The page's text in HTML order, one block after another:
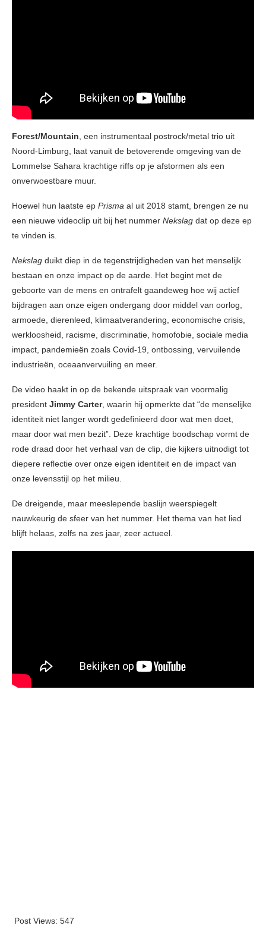
Forest/Mountain, een instrumentaal postrock/metal trio uit
Noord-Limburg, laat vanuit de betoverende omgeving van de
Lommelse Sahara krachtige riffs op je afstormen als een
onverwoestbare muur.
Hoewel hun laatste ep Prisma al uit 2018 stamt, brengen ze nu
een nieuwe videoclip uit bij het nummer Nekslag dat op deze ep
te vinden is.
Nekslag duikt diep in de tegenstrijdigheden van het menselijk
bestaan en onze impact op de aarde. Het begint met de
geboorte van de mens en ontrafelt gaandeweg hoe wij actief
bijdragen aan onze eigen ondergang door middel van oorlog,
armoede, dierenleed, klimaatverandering, economische crisis,
werkloosheid, racisme, discriminatie, homofobie, sociale media
impact, pandemieën zoals Covid-19, ontbossing, vervuilende
industrieën, oceaanvervuiling en meer.
De video haakt in op de bekende uitspraak van voormalig
president Jimmy Carter, waarin hij opmerkte dat “de menselijke
identiteit niet langer wordt gedefinieerd door wat men doet,
maar door wat men bezit”. Deze krachtige boodschap vormt de
rode draad door het verhaal van de clip, die kijkers uitnodigt tot
diepere reflectie over onze eigen identiteit en de impact van
onze levensstijl op het milieu.
De dreigende, maar meeslepende baslijn weerspiegelt
nauwkeurig de sfeer van het nummer. Het thema van het lied
blijft helaas, zelfs na zes jaar, zeer actueel.
Post Views: 547